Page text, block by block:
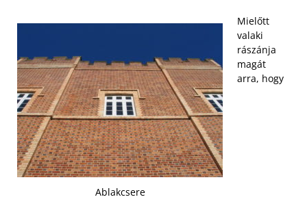
Ablakcsere
Mielőtt
valaki
rászánja
magát
arra, hogy